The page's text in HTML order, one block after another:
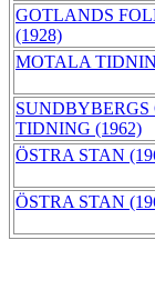
GOTLANDS
(1928)
MOTALA
SUNDBYBERGS
TIDNING (1962)
ÖSTRA STAN
ÖSTRA STAN